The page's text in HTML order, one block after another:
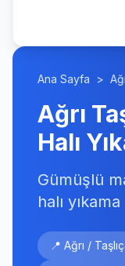
Ana Sayfa >
Ağrı
Halı
Gümüşlü
halı
📍 Ağrı /